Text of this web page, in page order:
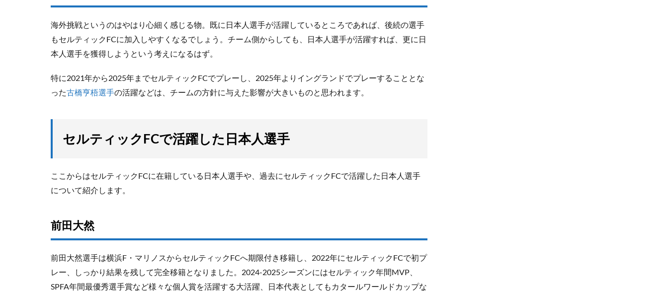
海外挑戦というのはやはり心細く感じる物。既に日本人選手が活躍しているところであれば、後続の選手
もセルティックFCに加入しやすくなるでしょう。チーム側からしても、日本人選手が活躍すれば、更に日
本人選手を獲得しようという考えになるはず。
特に2021年から2025年までセルティックFCでプレーし、2025年よりイングランドでプレーすることとな
った古橋亨梧選手の活躍などは、チームの方針に与えた影響が大きいものと思われます。
セルティックFCで活躍した日本人選手
ここからはセルティックFCに在籍している日本人選手や、過去にセルティックFCで活躍した日本人選手
について紹介します。
前田大然
前田大然選手は横浜F・マリノスからセルティックFCへ期限付き移籍し、2022年にセルティックFCで初プ
レー、しっかり結果を残して完全移籍となりました。2024-2025シーズンにはセルティック年間MVP、
SPFA年間最優秀選手賞など様々な個人賞を活躍する大活躍、日本代表としてもカタールワールドカップな